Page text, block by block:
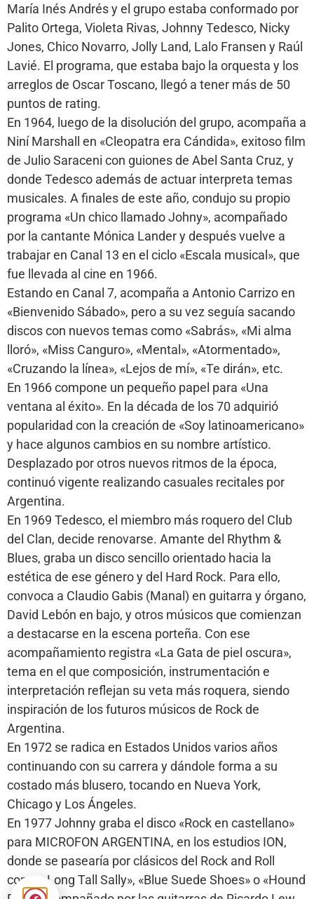
María Inés Andrés y el grupo estaba conformado por
Palito Ortega, Violeta Rivas, Johnny Tedesco, Nicky
Jones, Chico Novarro, Jolly Land, Lalo Fransen y Raúl
Lavié. El programa, que estaba bajo la orquesta y los
arreglos de Oscar Toscano, llegó a tener más de 50
puntos de rating.
En 1964, luego de la disolución del grupo, acompaña a
Niní Marshall en «Cleopatra era Cándida», exitoso film
de Julio Saraceni con guiones de Abel Santa Cruz, y
donde Tedesco además de actuar interpreta temas
musicales. A finales de este año, condujo su propio
programa «Un chico llamado Johny», acompañado
por la cantante Mónica Lander y después vuelve a
trabajar en Canal 13 en el ciclo «Escala musical», que
fue llevada al cine en 1966.
Estando en Canal 7, acompaña a Antonio Carrizo en
«Bienvenido Sábado», pero a su vez seguía sacando
discos con nuevos temas como «Sabrás», «Mi alma
lloró», «Miss Canguro», «Mental», «Atormentado»,
«Cruzando la línea», «Lejos de mí», «Te dirán», etc.
En 1966 compone un pequeño papel para «Una
ventana al éxito». En la década de los 70 adquirió
popularidad con la creación de «Soy latinoamericano»
y hace algunos cambios en su nombre artístico.
Desplazado por otros nuevos ritmos de la época,
continuó vigente realizando casuales recitales por
Argentina.
En 1969 Tedesco, el miembro más roquero del Club
del Clan, decide renovarse. Amante del Rhythm &
Blues, graba un disco sencillo orientado hacia la
estética de ese género y del Hard Rock. Para ello,
convoca a Claudio Gabis (Manal) en guitarra y órgano,
David Lebón en bajo, y otros músicos que comienzan
a destacarse en la escena porteña. Con ese
acompañamiento registra «La Gata de piel oscura»,
tema en el que composición, instrumentación e
interpretación reflejan su veta más roquera, siendo
inspiración de los futuros músicos de Rock de
Argentina.
En 1972 se radica en Estados Unidos varios años
continuando con su carrera y dándole forma a su
costado más blusero, tocando en Nueva York,
Chicago y Los Ángeles.
En 1977 Johnny graba el disco «Rock en castellano»
para MICROFON ARGENTINA, en los estudios ION,
donde se pasearía por clásicos del Rock and Roll
como «Long Tall Sally», «Blue Suede Shoes» o «Hound